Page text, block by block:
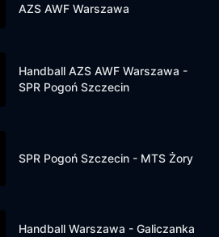
AZS AWF Warszawa
Handball AZS AWF Warszawa -
SPR Pogoń Szczecin
SPR Pogoń Szczecin - MTS Żory
Handball Warszawa - Galiczanka